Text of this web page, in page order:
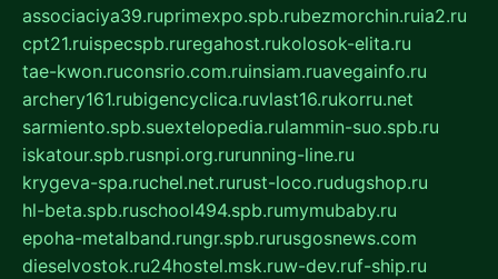
associaciya39.ruprimexpo.spb.rubezmorchin.ruia2.ru
cpt21.ruispecspb.ruregahost.rukolosok-elita.ru
tae-kwon.ruconsrio.com.ruinsiam.ruavegainfo.ru
archery161.rubigencyclica.ruvlast16.rukorru.net
sarmiento.spb.suextelopedia.rulammin-suo.spb.ru
iskatour.spb.rusnpi.org.rurunning-line.ru
krygeva-spa.ruchel.net.rurust-loco.rudugshop.ru
hl-beta.spb.ruschool494.spb.rumymubaby.ru
epoha-metalband.rungr.spb.rurusgosnews.com
dieselvostok.ru24hostel.msk.ruw-dev.ruf-ship.ru